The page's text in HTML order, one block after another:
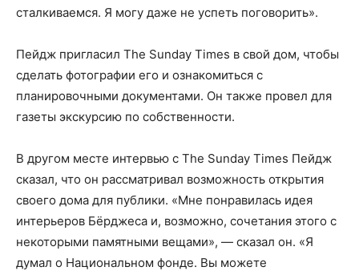
сталкиваемся. Я могу даже не успеть поговорить».
Пейдж пригласил The Sunday Times в свой дом, чтобы
сделать фотографии его и ознакомиться с
планировочными документами. Он также провел для
газеты экскурсию по собственности.
В другом месте интервью с The Sunday Times Пейдж
сказал, что он рассматривал возможность открытия
своего дома для публики. «Мне понравилась идея
интерьеров Бёрджеса и, возможно, сочетания этого с
некоторыми памятными вещами», — сказал он. «Я
думал о Национальном фонде. Вы можете